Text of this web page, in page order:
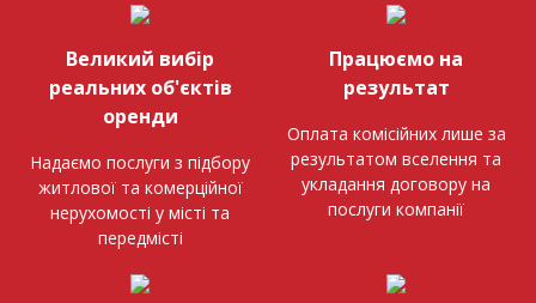
Великий вибір
реальних об'єктів
оренди
Надаємо послуги з підбору
житлової та комерційної
нерухомості у місті та
передмісті
Працюємо на
результат
Оплата комісійних лише за
результатом вселення та
укладання договору на
послуги компанії